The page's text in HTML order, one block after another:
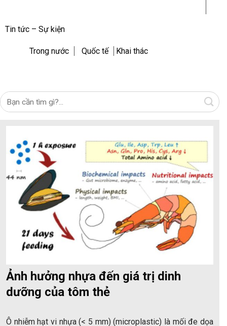
Tin tức – Sự kiện
Trong nước Quốc tế Khai thác
Ảnh hưởng nhựa đến giá trị dinh
dưỡng của tôm thẻ
Ô nhiễm hạt vi nhựa (< 5 mm) (microplastic) là mối đe dọa